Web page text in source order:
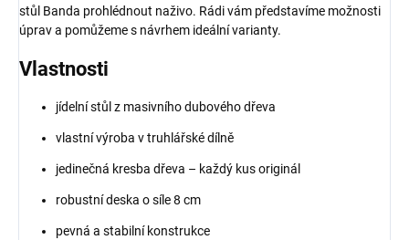
stůl Banda prohlédnout naživo. Rádi vám představíme možnosti
úprav a pomůžeme s návrhem ideální varianty.
Vlastnosti
jídelní stůl z masivního dubového dřeva
vlastní výroba v truhlářské dílně
jedinečná kresba dřeva – každý kus originál
robustní deska o síle 8 cm
pevná a stabilní konstrukce